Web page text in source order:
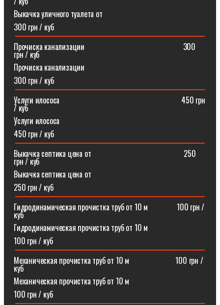
Выкачка уличного туалета от
300 грн / куб
Прочиска канализации⠀⠀⠀⠀⠀⠀⠀⠀⠀⠀⠀⠀⠀⠀⠀⠀⠀300
грн / куб
Прочиска канализации
300 грн / куб
Услуги илососа⠀⠀⠀⠀⠀⠀⠀⠀⠀⠀⠀⠀⠀⠀⠀⠀⠀⠀⠀⠀⠀450 грн
/ куб
Услуги илососа
450 грн / куб
Выкачка септика цена от⠀⠀⠀⠀⠀⠀⠀⠀⠀⠀⠀⠀⠀⠀⠀⠀250
грн / куб
Выкачка септика цена от
250 грн / куб
Гидродинамическая прочистка труб от 10 м⠀⠀⠀⠀⠀100 грн /
куб
Гидродинамическая прочистка труб от 10 м
100 грн / куб
Механическая прочистка труб от 10 м⠀⠀⠀⠀⠀⠀⠀⠀100 грн /
куб
Механическая прочистка труб от 10 м
100 грн / куб